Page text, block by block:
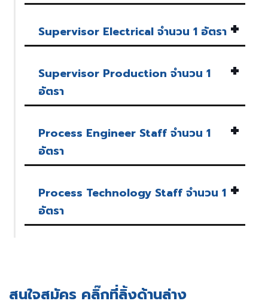
Supervisor Electrical จำนวน 1 อัตรา
Supervisor Production จำนวน 1
อัตรา
Process Engineer Staffจำนวน 1
อัตรา
Process Technology Staffจำนวน 1
อัตรา
สนใจสมัคร คลิ๊กที่ลิ้งด้านล่าง